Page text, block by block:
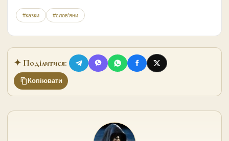
#казки #слов'яни
✦ Поділитися:
Копіювати